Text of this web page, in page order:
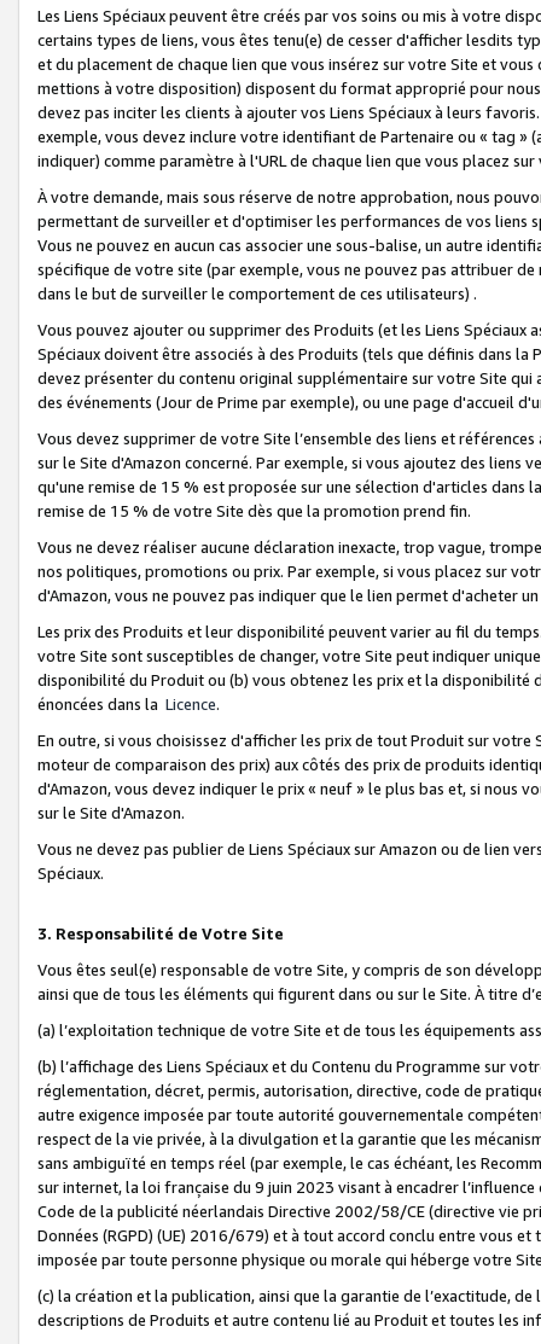
Les Liens Spéciaux peuvent être créés par vos soins ou mis à votre
certains types de liens, vous êtes tenu(e) de cesser d'afficher lesdits
et du placement de chaque lien que vous insérez sur votre Site et
mettions à votre disposition) disposent du format approprié pour
devez pas inciter les clients à ajouter vos Liens Spéciaux à leurs
exemple, vous devez inclure votre identifiant de Partenaire ou « tag
indiquer) comme paramètre à l'URL de chaque lien que vous placez
À votre demande, mais sous réserve de notre approbation, nous
permettant de surveiller et d'optimiser les performances de vos liens
Vous ne pouvez en aucun cas associer une sous-balise, un autre
spécifique de votre site (par exemple, vous ne pouvez pas attribuer
dans le but de surveiller le comportement de ces utilisateurs) .
Vous pouvez ajouter ou supprimer des Produits (et les Liens
Spéciaux doivent être associés à des Produits (tels que définis dans
devez présenter du contenu original supplémentaire sur votre Site qui
des événements (Jour de Prime par exemple), ou une page d'accueil
Vous devez supprimer de votre Site l’ensemble des liens et
sur le Site d'Amazon concerné. Par exemple, si vous ajoutez des
qu'une remise de 15 % est proposée sur une sélection d'articles
remise de 15 % de votre Site dès que la promotion prend fin.
Vous ne devez réaliser aucune déclaration inexacte, trop vague,
nos politiques, promotions ou prix. Par exemple, si vous placez sur
d'Amazon, vous ne pouvez pas indiquer que le lien permet d'acheter
Les prix des Produits et leur disponibilité peuvent varier au fil du
votre Site sont susceptibles de changer, votre Site peut indiquer
disponibilité du Produit ou (b) vous obtenez les prix et la disponibilité
énoncées dans la Licence.
En outre, si vous choisissez d'afficher les prix de tout Produit sur
moteur de comparaison des prix) aux côtés des prix de produits
d'Amazon, vous devez indiquer le prix « neuf » le plus bas et, si nous
sur le Site d'Amazon.
Vous ne devez pas publier de Liens Spéciaux sur Amazon ou de lien
Spéciaux.
3. Responsabilité de Votre Site
Vous êtes seul(e) responsable de votre Site, y compris de son
ainsi que de tous les éléments qui figurent dans ou sur le Site. À titre
(a) l’exploitation technique de votre Site et de tous les équipements
(b) l’affichage des Liens Spéciaux et du Contenu du Programme sur
réglementation, décret, permis, autorisation, directive, code de
autre exigence imposée par toute autorité gouvernementale
respect de la vie privée, à la divulgation et la garantie que les
sans ambiguïté en temps réel (par exemple, le cas échéant, les
sur internet, la loi française du 9 juin 2023 visant à encadrer
Code de la publicité néerlandais Directive 2002/58/CE (directive vie
Données (RGPD) (UE) 2016/679) et à tout accord conclu entre vous
imposée par toute personne physique ou morale qui héberge votre
(c) la création et la publication, ainsi que la garantie de l’exactitude,
descriptions de Produits et autre contenu lié au Produit et toutes les